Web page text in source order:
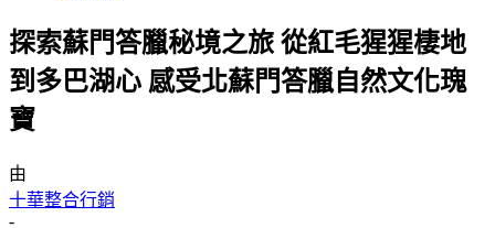
探索蘇門答臘秘境之旅 從紅毛猩猩棲地
到多巴湖心 感受北蘇門答臘自然文化瑰
寶
由
十華整合行銷
-